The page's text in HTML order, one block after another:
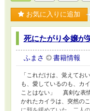
お気に入りに追加
死にたがり令嬢が
ふまさ 書籍情報
「これだけは、覚えてお
も、愛しているのも、カ
ことはない」 真剣な表
かれたカイラは、突然の